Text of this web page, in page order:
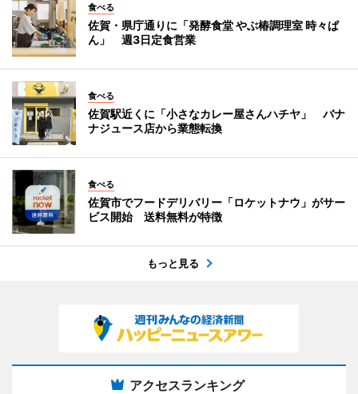
食べる
佐賀・県庁通りに「発酵食堂 やぶ椿調理室 時々ぱ
ん」 週3日定食営業
食べる
佐賀駅近くに「小さなカレー屋さんハチヤ」 バナ
ナジュース店から業態転換
食べる
佐賀市でフードデリバリー「ロケットナウ」がサー
ビス開始 送料無料が特徴
もっと見る
アクセスランキング